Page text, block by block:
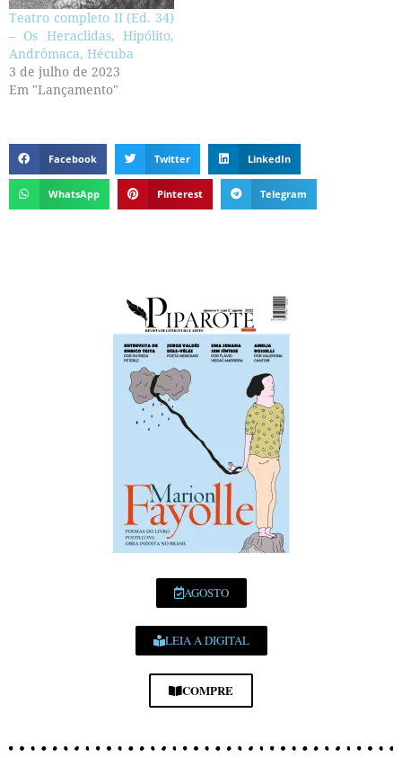
Teatro completo II (Ed. 34)
– Os Heraclidas, Hipólito,
Andrômaca, Hécuba
3 de julho de 2023
Em "Lançamento"
Facebook Twitter LinkedIn
WhatsApp Pinterest Telegram
AGOSTO
LEIA A DIGITAL
COMPRE